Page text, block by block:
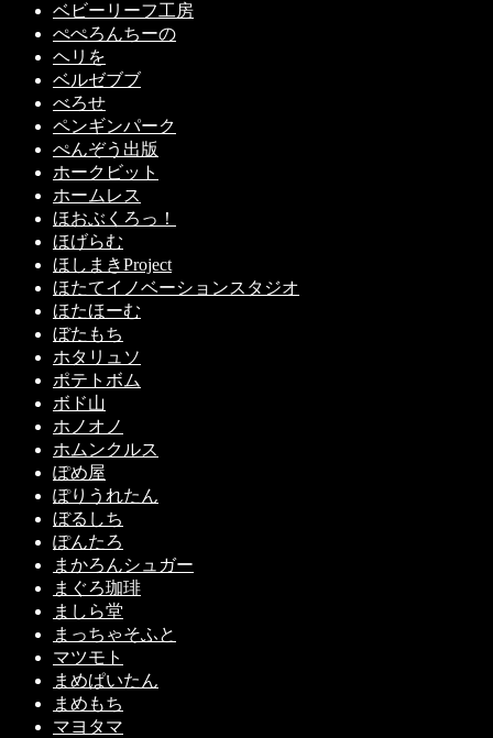
ベビーリーフ工房
ぺぺろんちーの
ヘリを
ベルゼブブ
べろせ
ペンギンパーク
ぺんぞう出版
ホークビット
ホームレス
ほおぶくろっ！
ほげらむ
ほしまきProject
ほたてイノベーションスタジオ
ほたほーむ
ぼたもち
ホタリュソ
ポテトボム
ボド山
ホノオノ
ホムンクルス
ぽめ屋
ぽりうれたん
ぼるしち
ぽんたろ
まかろんシュガー
まぐろ珈琲
ましら堂
まっちゃそふと
マツモト
まめぱいたん
まめもち
マヨタマ